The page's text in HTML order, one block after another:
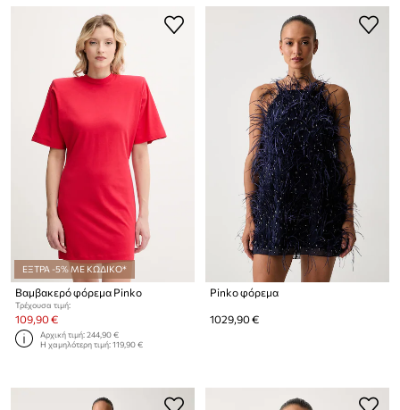
ΕΞΤΡΑ -5% ΜΕ ΚΩΔΙΚΟ*
Βαμβακερό φόρεμα Pinko
Τρέχουσα τιμή:
109,90 €
Αρχική τιμή:244,90 €
Η χαμηλότερη τιμή:119,90 €
Pinko φόρεμα
1029,90 €